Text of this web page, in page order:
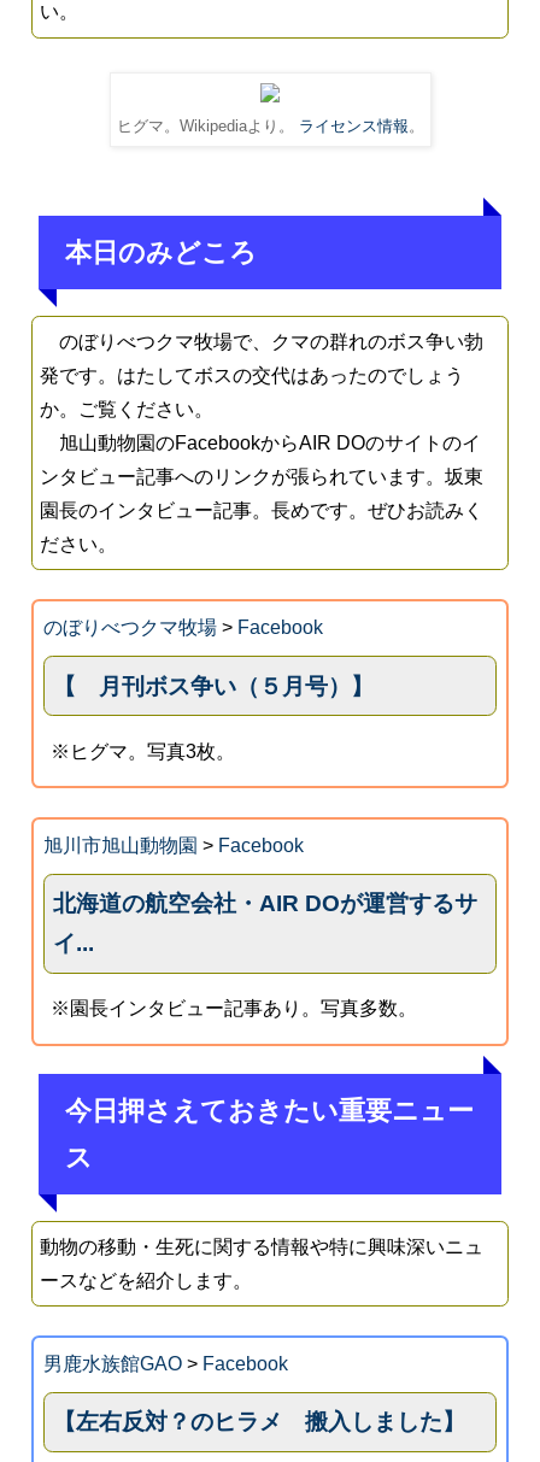
い。
ヒグマ。Wikipediaより。 ライセンス情報 。
本日のみどころ
のぼりべつクマ牧場で、クマの群れのボス争い勃
発です。はたしてボスの交代はあったのでしょう
か。ご覧ください。
旭山動物園のFacebookからAIR DOのサイトのイ
ンタビュー記事へのリンクが張られています。坂東
園長のインタビュー記事。長めです。ぜひお読みく
ださい。
のぼりべつクマ牧場> Facebook
【 月刊ボス争い（５月号）】
※ヒグマ。写真3枚。
旭川市旭山動物園 > Facebook
北海道の航空会社・AIR DOが運営するサ
イ...
※園長インタビュー記事あり。写真多数。
今日押さえておきたい重要ニュー
ス
動物の移動・生死に関する情報や特に興味深いニュ
ースなどを紹介します。
男鹿水族館GAO> Facebook
【左右反対？のヒラメ 搬入しました】